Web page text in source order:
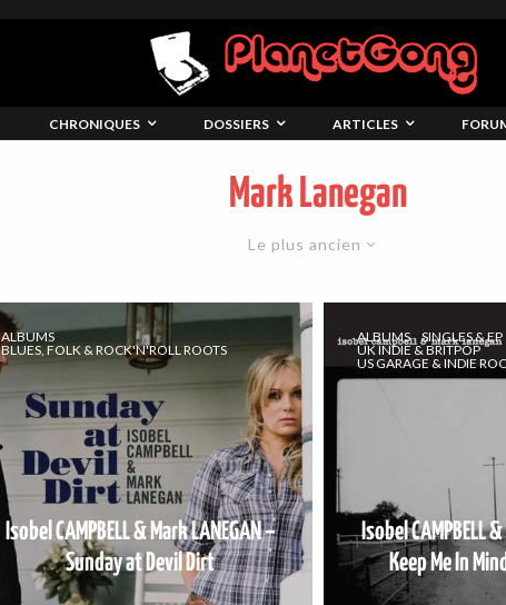
CHRONIQUES DOSSIERS ARTICLES
Mark Lanegan
Le plus ancien
ALBUMS
BLUES, FOLK & ROCK'N'ROLL ROOTS
Isobel CAMPBELL & Mark LANEGAN –
Sunday at Devil Dirt
ALBUMS
SINGLES & EP
UK INDIE & BRITPOP
US GARAGE & INDIE
Isobel CAMPBELL
Keep Me In